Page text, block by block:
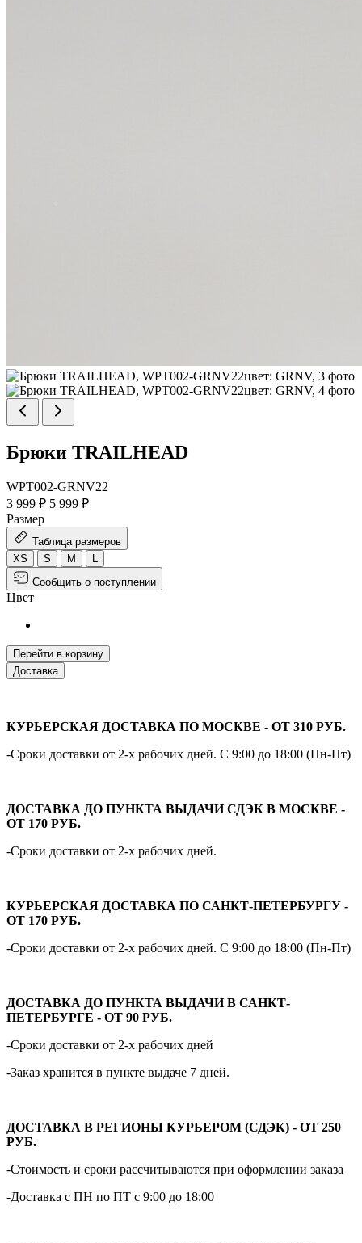
Брюки TRAILHEAD
WPT002-GRNV22
3 999 ₽ 5 999 ₽
Размер
Таблица размеров
XS
S M
Сообщить о поступлении
Цвет
Перейти в корзину
Доставка
КУРЬЕРСКАЯ ДОСТАВКА ПО МОСКВЕ - ОТ 310 РУБ.
-Сроки доставки от 2-х рабочих дней. С 9:00 до 18:00 (Пн-Пт)
ДОСТАВКА ДО ПУНКТА ВЫДАЧИ СДЭК В МОСКВЕ -
ОТ 170 РУБ.
-Сроки доставки от 2-х рабочих дней.
КУРЬЕРСКАЯ ДОСТАВКА ПО САНКТ-ПЕТЕРБУРГУ -
ОТ 170 РУБ.
-Сроки доставки от 2-х рабочих дней. С 9:00 до 18:00 (Пн-Пт)
ДОСТАВКА ДО ПУНКТА ВЫДАЧИ В САНКТ-
ПЕТЕРБУРГЕ - ОТ 90 РУБ.
-Сроки доставки от 2-х рабочих дней
-Заказ хранится в пункте выдаче 7 дней.
ДОСТАВКА В РЕГИОНЫ КУРЬЕРОМ (СДЭК) - ОТ 250
РУБ.
-Стоимость и сроки рассчитываются при оформлении заказа
-Доставка с ПН по ПТ с 9:00 до 18:00